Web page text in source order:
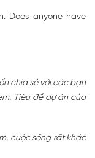
Does anyone have
chia sẻ với các bạn
Tiêu đề dự án của
cuộc sống rất khác